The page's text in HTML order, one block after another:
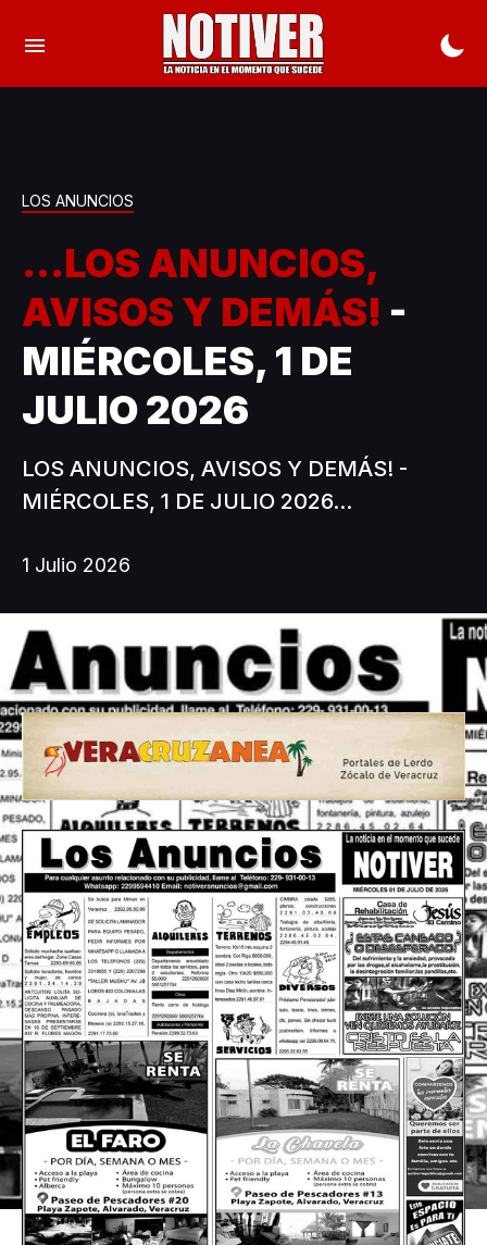
LOS ANUNCIOS
...LOS ANUNCIOS,
AVISOS Y DEMÁS! -
MIÉRCOLES, 1 DE
JULIO 2026
LOS ANUNCIOS, AVISOS Y DEMÁS! -
MIÉRCOLES, 1 DE JULIO 2026...
1 Julio 2026